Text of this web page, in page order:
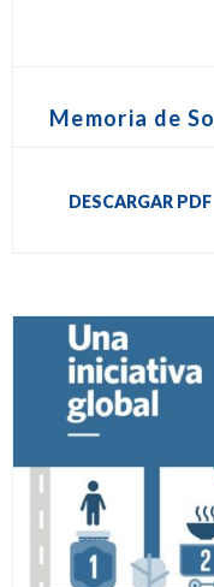
Memoria de
DESCARGAR PDF